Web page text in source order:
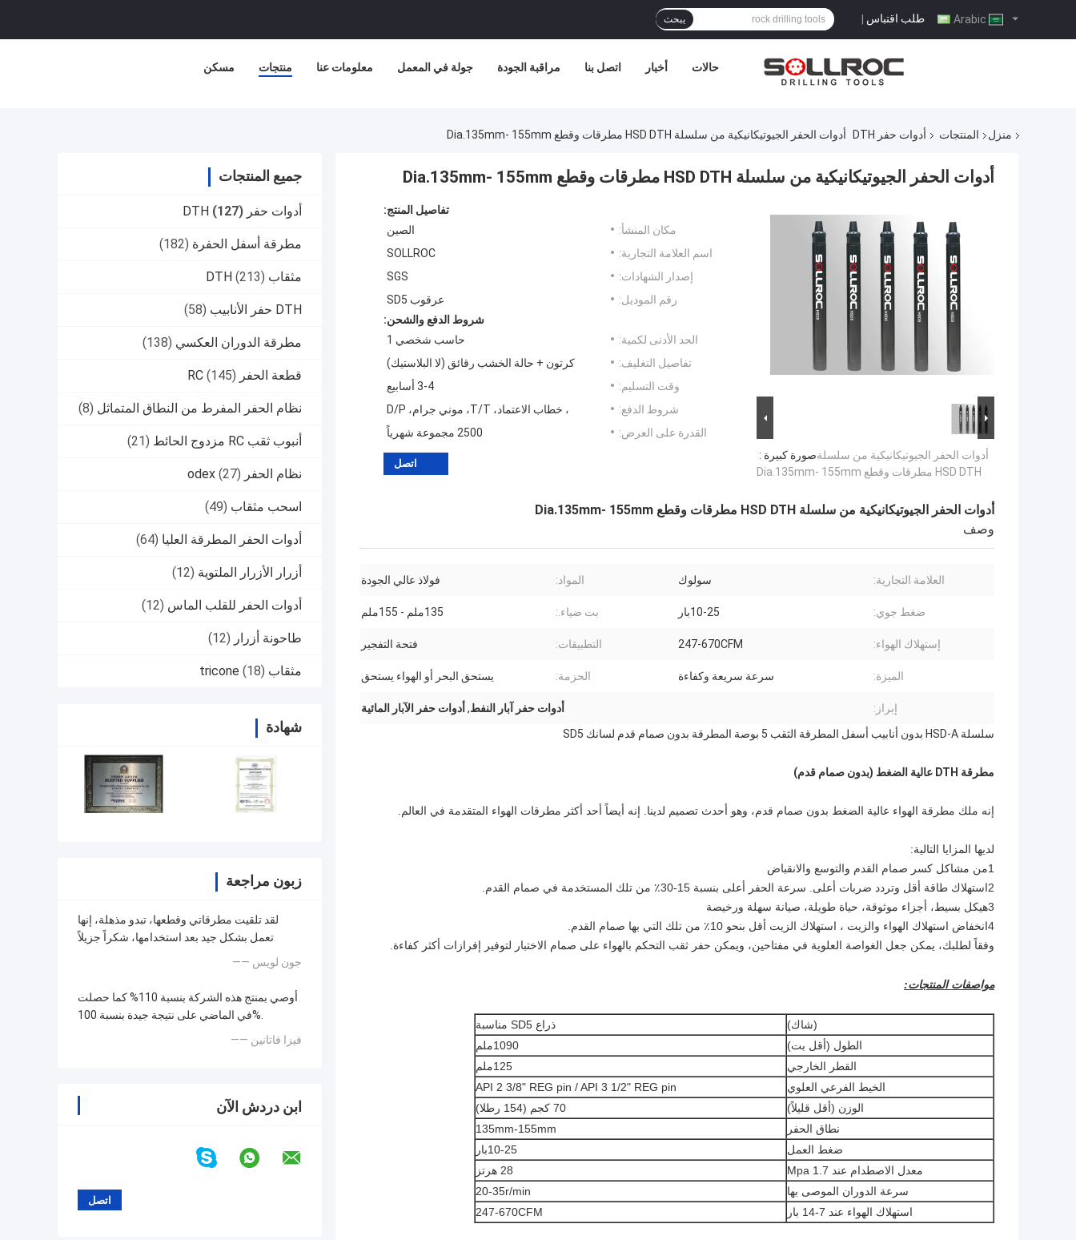
طلب اقتباس | يبحث
مسكن منتجات معلومات عنا جولة في المعمل مراقبة الجودة اتصل بنا أخبار حالات
منزل المنتجات أدوات حفر DTH أدوات الحفر الجيوتيكانيكية من سلسلة HSD DTH مطرقات وقطع Dia.135mm- 155mm
جميع المنتجات
أدوات حفر DTH (127)
مطرقة أسفل الحفرة (182)
مثقاب DTH (213)
DTH حفر الأنابيب (58)
مطرقة الدوران العكسي (138)
قطعة الحفر RC (145)
نظام الحفر المفرط من النطاق المتماثل (8)
أنبوب ثقب RC مزدوج الحائط (21)
نظام الحفر odex (27)
اسحب مثقاب (49)
أدوات الحفر المطرقة العليا (64)
أزرار الأزرار الملتوية (12)
أدوات الحفر للقلب الماس (12)
طاحونة أزرار (12)
مثقاب tricone (18)
شهادة
زبون مراجعة
لقد تلقيت مطرقاتي وقطعها، تبدو مذهلة، إنها
تعمل بشكل جيد بعد استخدامها، شكراً جزيلاً
—— جون لويس
أوصي بمنتج هذه الشركة بنسبة 110% كما حصلت
في الماضي على نتيجة جيدة بنسبة 100%.
—— فيزا فاتانين
ابن دردش الآن
أدوات الحفر الجيوتيكانيكية من سلسلة HSD DTH مطرقات وقطع Dia.135mm- 155mm
صورة كبيرة :أدوات الحفر الجيوتيكانيكية من سلسلة
HSD DTH مطرقات وقطع Dia.135mm- 155mm
تفاصيل المنتج:
مكان المنشأ:
الصين
اسم العلامة التجارية:
SOLLROC
إصدار الشهادات:
SGS
رقم الموديل:
عرقوب SD5
شروط الدفع والشحن:
الحد الأدنى لكمية:
حاسب شخصي 1
تفاصيل التغليف:
كرتون + حالة الخشب رقائق (لا البلاستيك)
وقت التسليم:
3-4 أسابيع
شروط الدفع:
، خطاب الاعتماد، T/T، موني جرام، D/P
القدرة على العرض:
2500 مجموعة شهرياً
اتصل
أدوات الحفر الجيوتيكانيكية من سلسلة HSD DTH مطرقات وقطع Dia.135mm- 155mm
وصف
العلامة التجارية: سولوك المواد: فولاذ عالي الجودة
ضغط جوي: 10-25بار بت ضياء.: 135ملم - 155ملم
إستهلاك الهواء: 247-670CFM التطبيقات: فتحة التفجير
الميزة: سرعة سريعة وكفاءة الحزمة: يستحق البحر أو الهواء يستحق
إبراز: أدوات حفر آبار النفط, أدوات حفر الآبار المائية
سلسلة HSD-A بدون أنابيب أسفل المطرقة الثقب 5 بوصة المطرقة بدون صمام قدم لسانك SD5
مطرقة DTH عالية الضغط (بدون صمام قدم)
إنه ملك مطرقة الهواء عالية الضغط بدون صمام قدم، وهو أحدث تصميم لدينا. إنه أيضاً أحد أكثر مطرقات الهواء المتقدمة في العالم.
لديها المزايا التالية:
1من مشاكل كسر صمام القدم والتوسع والانقباض
2استهلاك طاقة أقل وتردد ضربات أعلى. سرعة الحفر أعلى بنسبة 15-30٪ من تلك المستخدمة في صمام القدم.
3هيكل بسيط، أجزاء موثوقة، حياة طويلة، صيانة سهلة ورخيصة
4انخفاض استهلاك الهواء والزيت ، استهلاك الزيت أقل بنحو 10٪ من تلك التي بها صمام القدم.
وفقاً لطلبك، يمكن جعل الغواصة العلوية في مفتاحين، ويمكن حفر ثقب التحكم بالهواء على صمام الاختبار لتوفير إفرازات أكثر كفاءة.
مواصفات المنتجات:
(شاك)
ذراع SD5 مناسبة
الطول (أقل بت)
1090ملم
القطر الخارجي
125ملم
الخيط الفرعي العلوي
API 2 3/8" REG pin / API 3 1/2" REG pin
الوزن (أقل قليلاً)
70 كجم (154 رطلا)
نطاق الحفر
135mm-155mm
ضغط العمل
10-25بار
معدل الاصطدام عند 1.7 Mpa
28 هرتز
سرعة الدوران الموصى بها
20-35r/min
استهلاك الهواء عند 7-14 بار
247-670CFM